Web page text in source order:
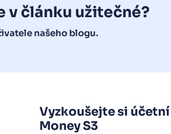
v článku užitečné?
našeho blogu.
Vyzkoušejte si
Money S3